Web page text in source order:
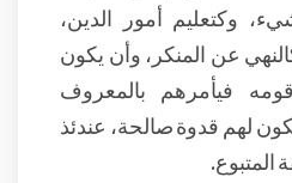
وكتعليم أمور الدين،
عن المنكر، وأن يكون
فيأمرهم بالمعروف
لهم قدوة صالحة، عندئذ
المتبوع.